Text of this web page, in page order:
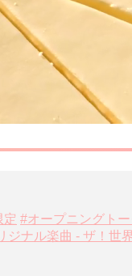
定 #オープニングトー
ジナル楽曲 - ザ！世